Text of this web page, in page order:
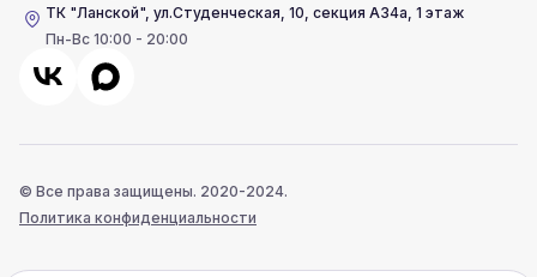
ТК "Ланской",ул.Студенческая, 10, секция А34а, 1 этаж
Пн-Вс 10:00 - 20:00
© Все права защищены. 2020-2024.
Политика конфиденциальности